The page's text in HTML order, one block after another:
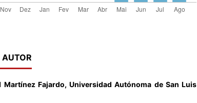
AUTOR
Martínez Fajardo, Universidad Autónoma de San Luis